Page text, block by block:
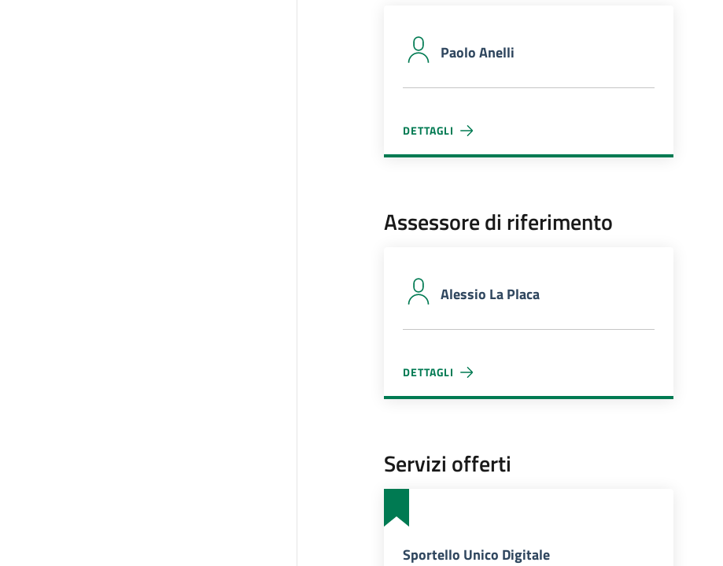
Paolo Anelli
DETTAGLI
PAOLO ANELLI
Assessore di riferimento
Alessio La Placa
DETTAGLI
ALESSIO LA PLACA
Servizi offerti
Sportello Unico Digitale